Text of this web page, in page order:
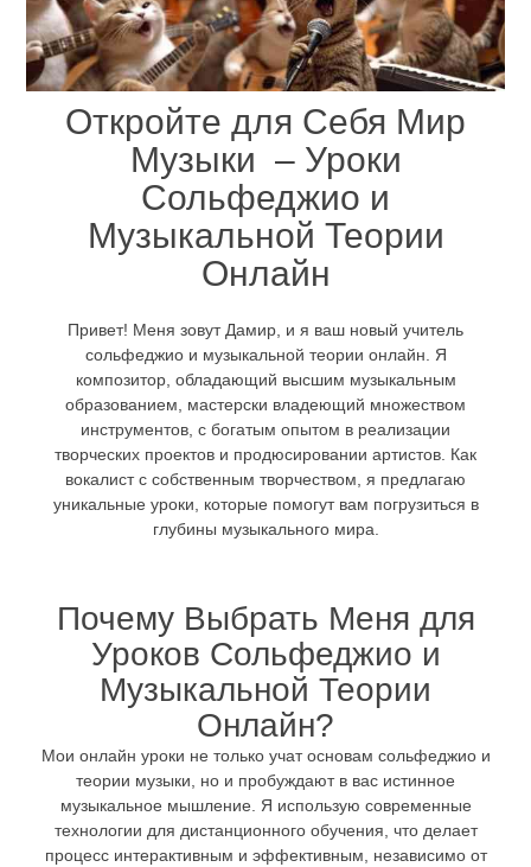
Откройте для Себя Мир
Музыки – Уроки
Сольфеджио и
Музыкальной Теории
Онлайн
Привет! Меня зовут Дамир, и я ваш новый учитель
сольфеджио и музыкальной теории онлайн. Я
композитор, обладающий высшим музыкальным
образованием, мастерски владеющий множеством
инструментов, с богатым опытом в реализации
творческих проектов и продюсировании артистов. Как
вокалист с собственным творчеством, я предлагаю
уникальные уроки, которые помогут вам погрузиться в
глубины музыкального мира.
Почему Выбрать Меня для
Уроков Сольфеджио и
Музыкальной Теории
Онлайн?
Мои онлайн уроки не только учат основам сольфеджио и
теории музыки, но и пробуждают в вас истинное
музыкальное мышление. Я использую современные
технологии для дистанционного обучения, что делает
процесс интерактивным и эффективным, независимо от